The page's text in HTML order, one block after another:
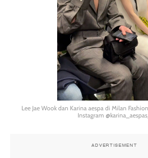
Lee Jae Wook dan Karina aespa di Milan
Instagram @karina_aespas_
ADVERTISEMENT